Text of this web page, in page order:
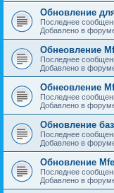
Обновление
Последнее
Добавлено в
Обнеовление
Последнее
Добавлено в
Обнеовление
Последнее
Добавлено в
Обновление
Последнее
Добавлено в
Обновление
Последнее
Добавлено в